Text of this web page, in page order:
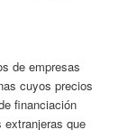
de empresas
cuyos precios
financiación
que